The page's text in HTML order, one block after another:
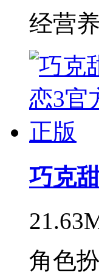
经营
巧克
角色